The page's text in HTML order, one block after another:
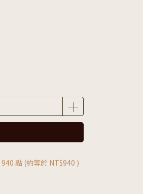
940 點 (約等於 NT$940 )